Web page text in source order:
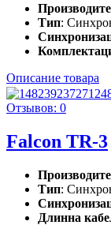
Тип:
Описание товара
Отзывов: 0
Falcon TR-3
Тип:
Длинна